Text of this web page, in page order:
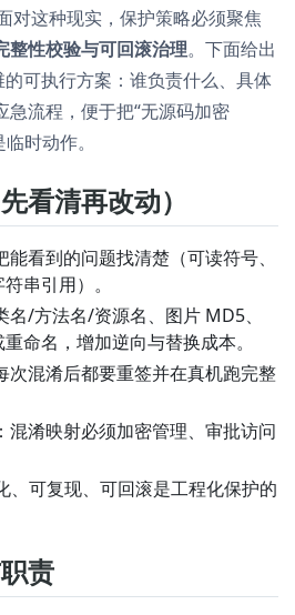
对这种现实，保护策略必须聚焦
整性校验与可回滚治理。下面给出
可执行方案：谁负责什么、具体
流程，便于把“无源码加密
时动作。
看清再改动）
能看到的问题找清楚（可读符号、
串引用）。
名/方法名/资源名、图片 MD5、
命名，增加逆向与替换成本。
次混淆后都要重签并在真机跑完整
：混淆映射必须加密管理、审批访问
、可复现、可回滚是工程化保护的
责